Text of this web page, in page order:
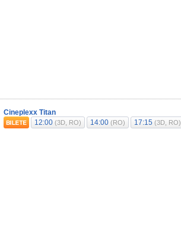
Cineplexx Titan
12:00(3D, RO) 14:00(RO) 17:15(3D, RO)